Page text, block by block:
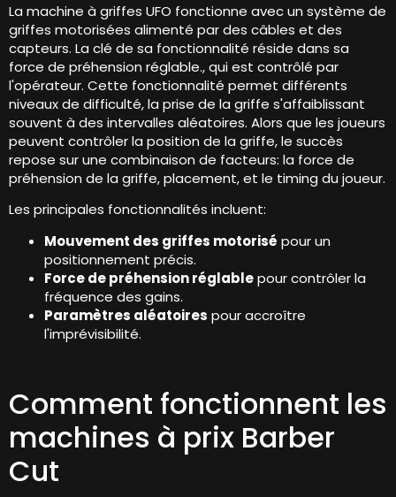
La machine à griffes UFO fonctionne avec un système de
griffes motorisées alimenté par des câbles et des
capteurs. La clé de sa fonctionnalité réside dans sa
force de préhension réglable., qui est contrôlé par
l'opérateur. Cette fonctionnalité permet différents
niveaux de difficulté, la prise de la griffe s'affaiblissant
souvent à des intervalles aléatoires. Alors que les joueurs
peuvent contrôler la position de la griffe, le succès
repose sur une combinaison de facteurs: la force de
préhension de la griffe, placement, et le timing du joueur.
Les principales fonctionnalités incluent:
Mouvement des griffes motorisé pour un
positionnement précis.
Force de préhension réglablepour contrôler la
fréquence des gains.
Paramètres aléatoires pour accroître
l'imprévisibilité.
Comment fonctionnent les
machines à prix Barber
Cut